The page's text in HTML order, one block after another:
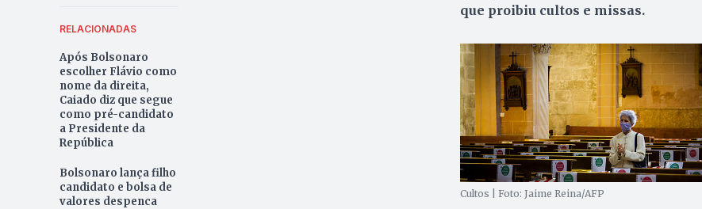
RELACIONADAS
Após Bolsonaro
escolher Flávio como
nome da direita,
Caiado diz que segue
como pré-candidato
a Presidente da
República
Bolsonaro lança filho
candidato e bolsa de
valores despenca
que proibiu cultos e missas.
Cultos | Foto: Jaime Reina/AFP